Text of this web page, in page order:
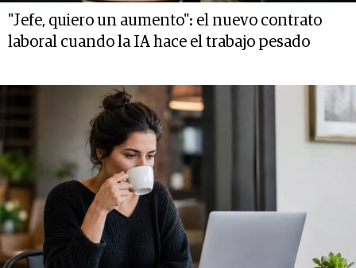
"Jefe, quiero un aumento": el nuevo contrato
laboral cuando la IA hace el trabajo pesado